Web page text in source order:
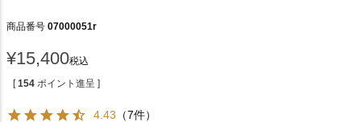
商品番号 07000051r
¥15,400税込
[ 154 ポイント進呈 ]
4.43 （7件）